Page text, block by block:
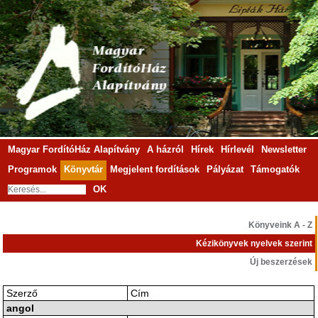
Magyar FordítóHáz Alapítvány A házról Hírek Hírlevél
Newsletter
Programok
Könyvtár Megjelent fordítások Pályázat
Támogatók
OK
Könyveink A - Z
Kézikönyvek nyelvek szerint
Új beszerzések
Szerző
Cím
angol